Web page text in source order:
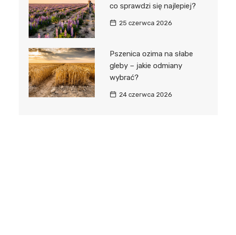
co sprawdzi się najlepiej?
25 czerwca 2026
Pszenica ozima na słabe
gleby – jakie odmiany
wybrać?
24 czerwca 2026